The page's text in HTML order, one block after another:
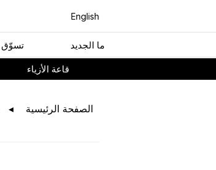
English
ﻣﺎ اﻟﺠﺪﻳﺪ ﺗﺴﻮّﻕ
ﻗﺎﻋﺔ اﻷﺯﻳﺎء
اﻟﺼﻔﺤﺔ اﻟﺮﺋﻴﺴﻴﺔ